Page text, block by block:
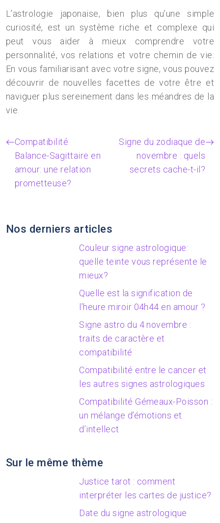
L’astrologie japonaise, bien plus qu’une simple
curiosité, est un système riche et complexe qui
peut vous aider à mieux comprendre votre
personnalité, vos relations et votre chemin de vie.
En vous familiarisant avec votre signe, vous pouvez
découvrir de nouvelles facettes de votre être et
naviguer plus sereinement dans les méandres de la
vie.
Compatibilité
Balance-Sagittaire en
amour: une relation
prometteuse?
Signe du zodiaque de
novembre : quels
secrets cache-t-il?
Nos derniers articles
Couleur signe astrologique:
quelle teinte vous représente le
mieux?
Quelle est la signification de
l’heure miroir 04h44 en amour ?
Signe astro du 4 novembre :
traits de caractère et
compatibilité
Compatibilité entre le cancer et
les autres signes astrologiques
Compatibilité Gémeaux-Poisson :
un mélange d’émotions et
d’intellect
Sur le même thème
Justice tarot : comment
interpréter les cartes de justice?
Date du signe astrologique